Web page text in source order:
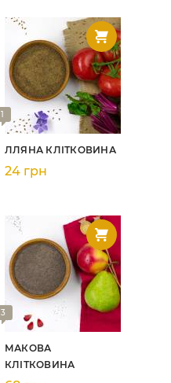
1
ЛЛЯНА КЛІТКОВИНА
24 грн
3
МАКОВА
КЛІТКОВИНА